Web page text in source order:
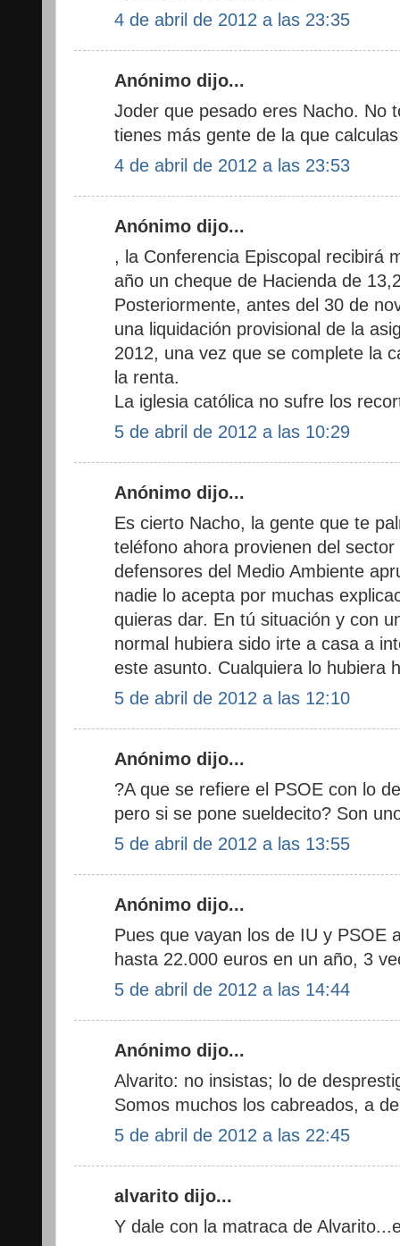
4 de abril de 2012 a las 23:35
Anónimo dijo...
Joder que pesado eres Nacho. No
tienes más gente de la que
4 de abril de 2012 a las 23:53
Anónimo dijo...
, la Conferencia Episcopal recibirá
año un cheque de Hacienda de
Posteriormente, antes del 30 de
una liquidación provisional de la
2012, una vez que se complete la
la renta.
La iglesia católica no sufre los
5 de abril de 2012 a las 10:29
Anónimo dijo...
Es cierto Nacho, la gente que te
teléfono ahora provienen del
defensores del Medio Ambiente
nadie lo acepta por muchas
quieras dar. En tú situación y con
normal hubiera sido irte a casa a
este asunto. Cualquiera lo hubiera
5 de abril de 2012 a las 12:10
Anónimo dijo...
?A que se refiere el PSOE con lo
pero si se pone sueldecito? Son
5 de abril de 2012 a las 13:55
Anónimo dijo...
Pues que vayan los de IU y PSOE
hasta 22.000 euros en un año, 3
5 de abril de 2012 a las 14:44
Anónimo dijo...
Alvarito: no insistas; lo de
Somos muchos los cabreados, a
5 de abril de 2012 a las 22:45
alvarito dijo...
Y dale con la matraca de